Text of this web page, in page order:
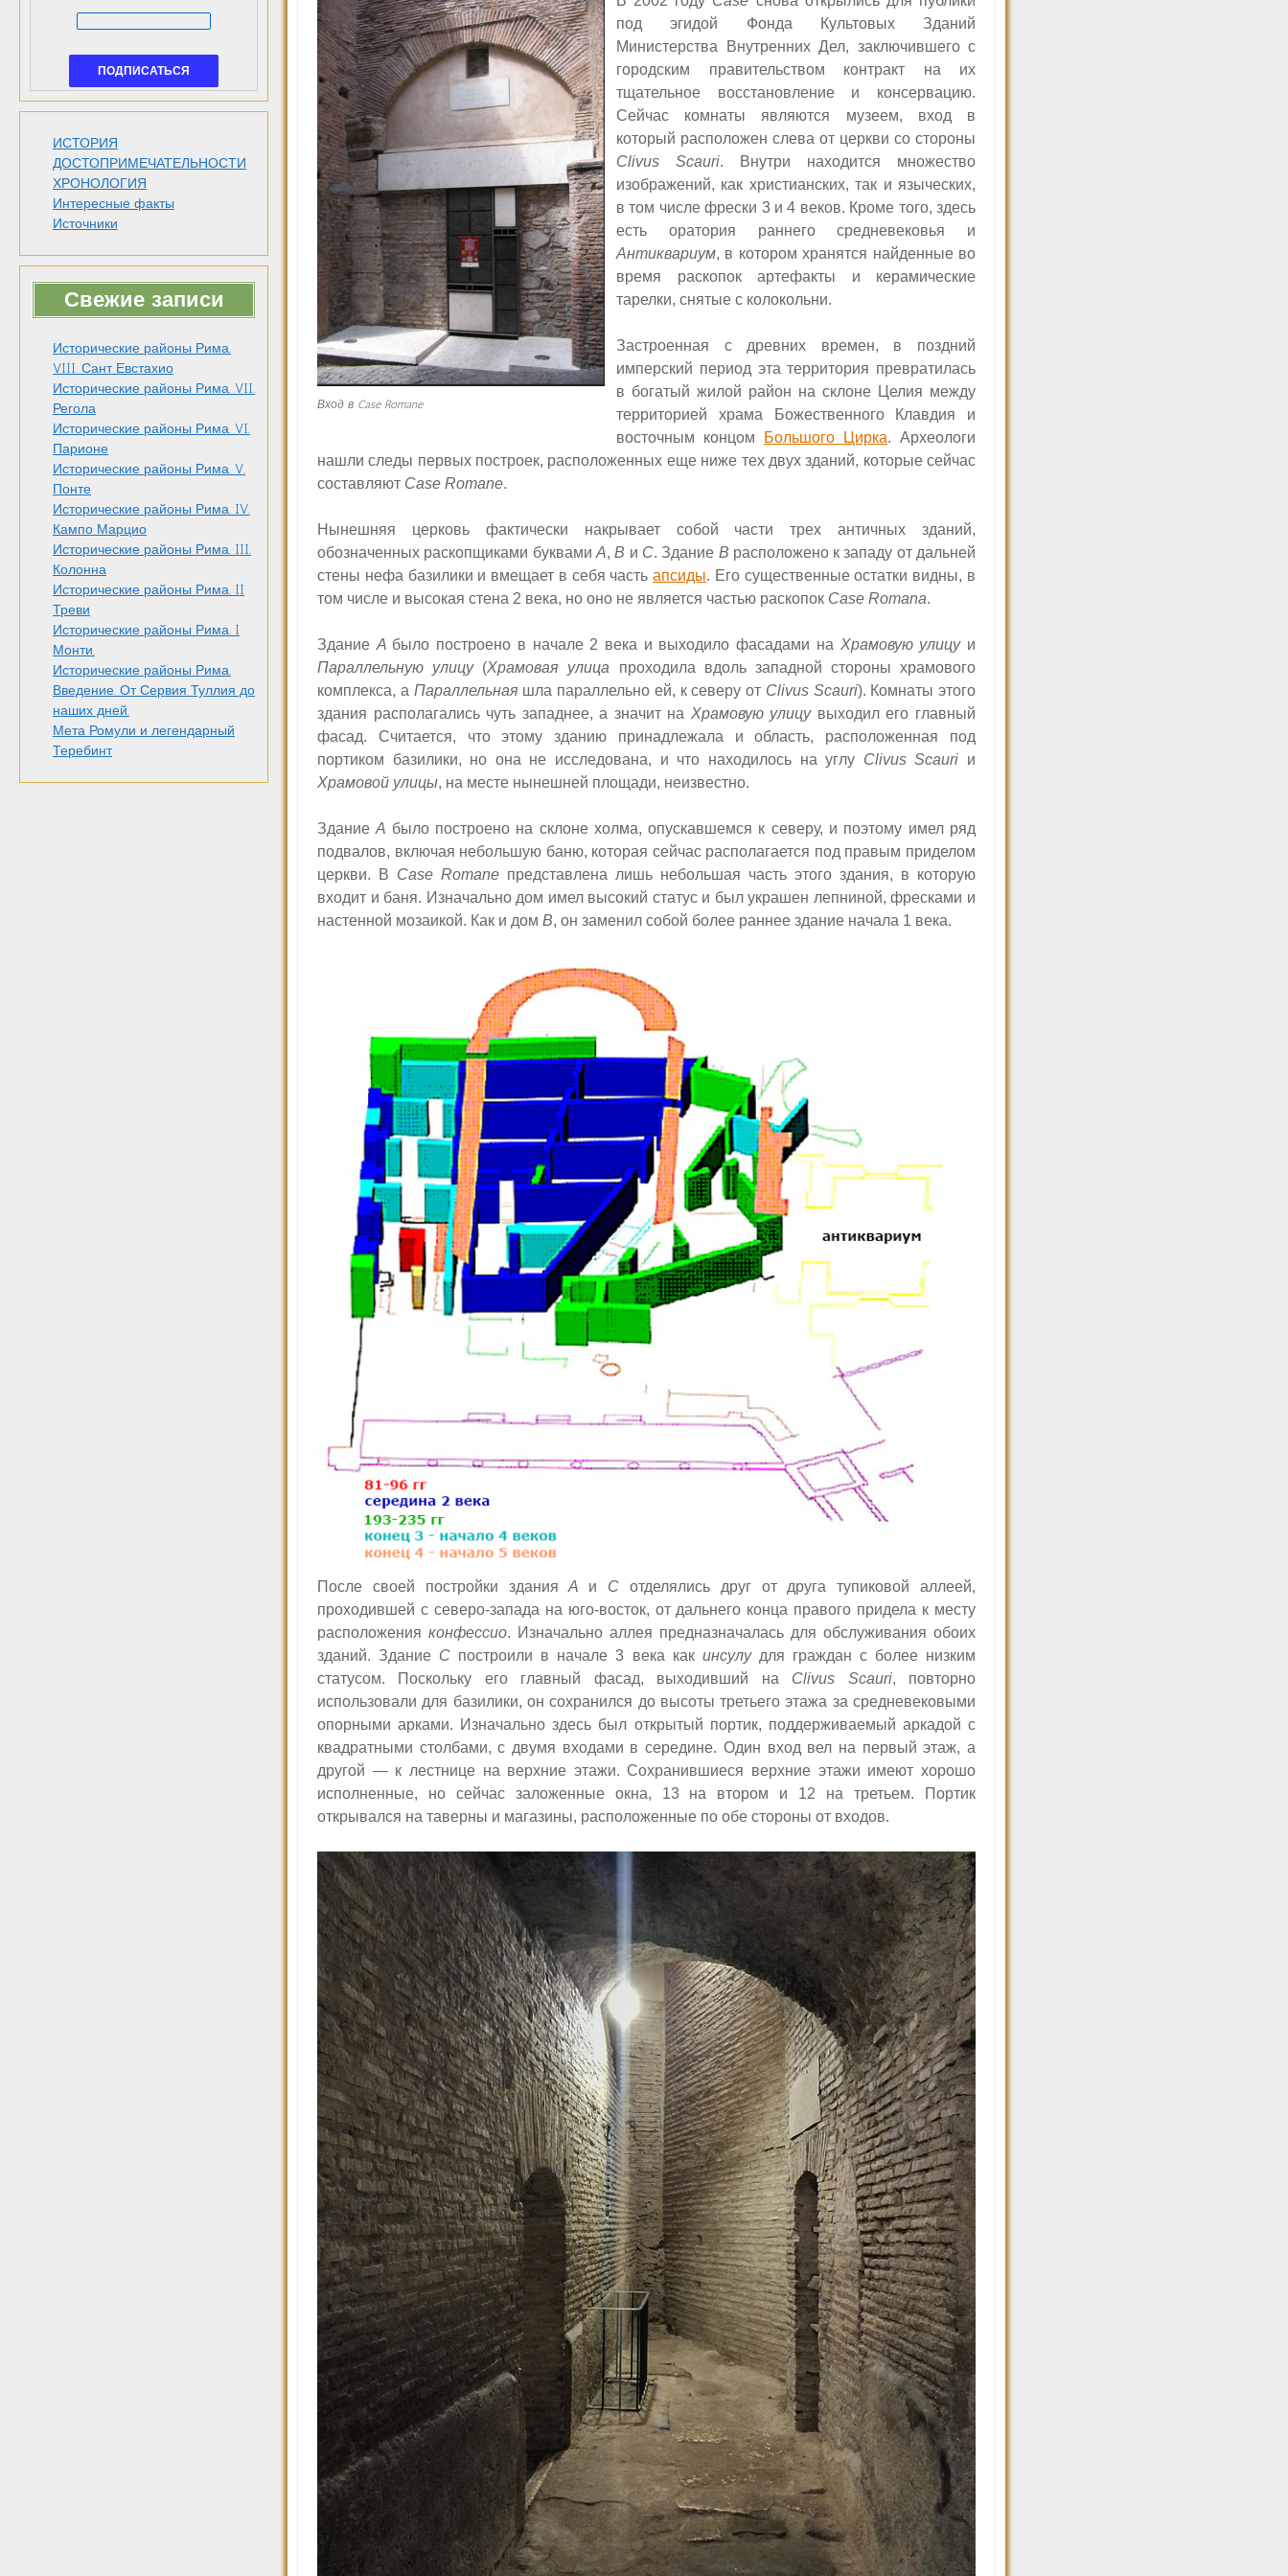
ИСТОРИЯ
ДОСТОПРИМЕЧАТЕЛЬНОСТИ
ХРОНОЛОГИЯ
Интересные факты
Источники
Свежие записи
Исторические районы Рима.
VIII. Сант Евстахио
Исторические районы Рима. VII.
Регола
Исторические районы Рима. VI.
Парионе
Исторические районы Рима. V.
Понте
Исторические районы Рима. IV.
Кампо Марцио
Исторические районы Рима. III.
Колонна
Исторические районы Рима. II
Треви
Исторические районы Рима. I
Монти.
Исторические районы Рима.
Введение. От Сервия Туллия до
наших дней.
Мета Ромули и легендарный
Теребинт
Вход в Case Romane
под эгидой Фонда Культовых Зданий
Министерства Внутренних Дел, заключившего с
городским правительством контракт на их
тщательное восстановление и консервацию.
Сейчас комнаты являются музеем, вход в
который расположен слева от церкви со стороны
Clivus Scauri.
Внутри находится множество
изображений, как христианских, так и языческих,
в том числе фрески 3 и 4 веков. Кроме того, здесь
есть оратория раннего средневековья и
Антиквариум, в котором хранятся найденные во
время раскопок артефакты и керамические
тарелки, снятые с колокольни.
Застроенная с древних времен, в поздний
имперский период эта территория превратилась
в богатый жилой район на склоне Целия между
территорией храма Божественного Клавдия и
восточным концом
Большого Цирка. Археологи
нашли следы первых построек, расположенных еще ниже тех двух зданий, которые сейчас
составляют Case Romane.
Нынешняя церковь фактически накрывает собой части трех античных зданий,
обозначенных раскопщиками буквами A,B и C. Здание B расположено к западу от дальней
стены нефа базилики и вмещает в себя частьапсиды. Его существенные остатки видны, в
том числе и высокая стена 2 века, но оно не является частью раскопок Case Romana.
Здание A было построено в начале 2 века и выходило фасадами на Храмовую улицуи
Параллельную улицу(Храмовая улица проходила вдоль западной стороны храмового
комплекса, а Параллельная шла параллельно ей, к северу от Clivus Scauri). Комнаты этого
здания располагались чуть западнее, а значит на Храмовую улицувыходил его главный
фасад. Считается, что этому зданию принадлежала и область, расположенная под
портиком базилики, но она не исследована, и что находилось на углу Clivus Scauri и
Храмовой улицы, на месте нынешней площади, неизвестно.
ЗданиеA было построено на склоне холма, опускавшемся к северу, и поэтому имел ряд
подвалов, включая небольшую баню, которая сейчас располагается под правым приделом
церкви. В Case Romane представлена лишь небольшая часть этого здания, в которую
входит и баня. Изначально дом имел высокий статус и был украшен лепниной, фресками и
настенной мозаикой. Как и дом B, он заменил собой более раннее здание начала 1 века.
После своей постройки зданияA и C отделялись друг от друга тупиковой аллеей,
проходившей с северо-запада на юго-восток, от дальнего конца правого придела к месту
расположения конфессио. Изначально аллея предназначалась для обслуживания обоих
зданий. Здание C построили в начале 3 века как инсулудля граждан с более низким
статусом. Поскольку его главный фасад, выходивший на Clivus Scauri, повторно
использовали для базилики, он сохранился до высоты третьего этажа за средневековыми
опорными арками. Изначально здесь был открытый портик, поддерживаемый аркадой с
квадратными столбами, с двумя входами в середине. Один вход вел на первый этаж, а
другой — к лестнице на верхние этажи. Сохранившиеся верхние этажи имеют хорошо
исполненные, но сейчас заложенные окна, 13 на втором и 12 на третьем. Портик
открывался на таверны и магазины, расположенные по обе стороны от входов.